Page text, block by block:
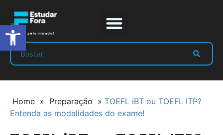
Home » Preparação » TOEFL iBT ou TOEFL ITP?
Entenda as modalidades do exame!
Abrir a barra de ferramentas